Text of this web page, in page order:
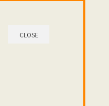
CLOSE